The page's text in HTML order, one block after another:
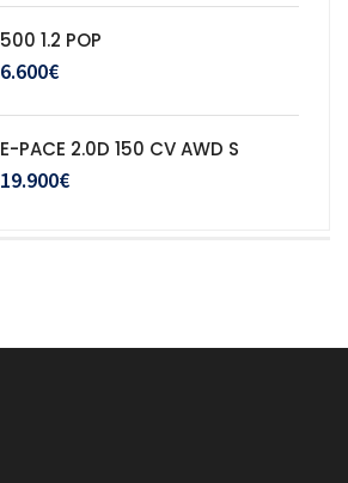
500 1.2 POP
6.600€
E-PACE 2.0D 150 CV AWD S
19.900€